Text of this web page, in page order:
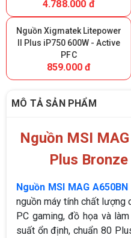
4.788.000 đ
Nguồn Xigmatek Litepower
II Plus iP750 600W - Active
PFC
859.000 đ
MÔ TẢ SẢN PHẨM
Nguồn MSI
Plus
Nguồn MSI MAG
nguồn máy tính chất lượng
PC gaming, đồ họa và
suất ổn định, chuẩn 80